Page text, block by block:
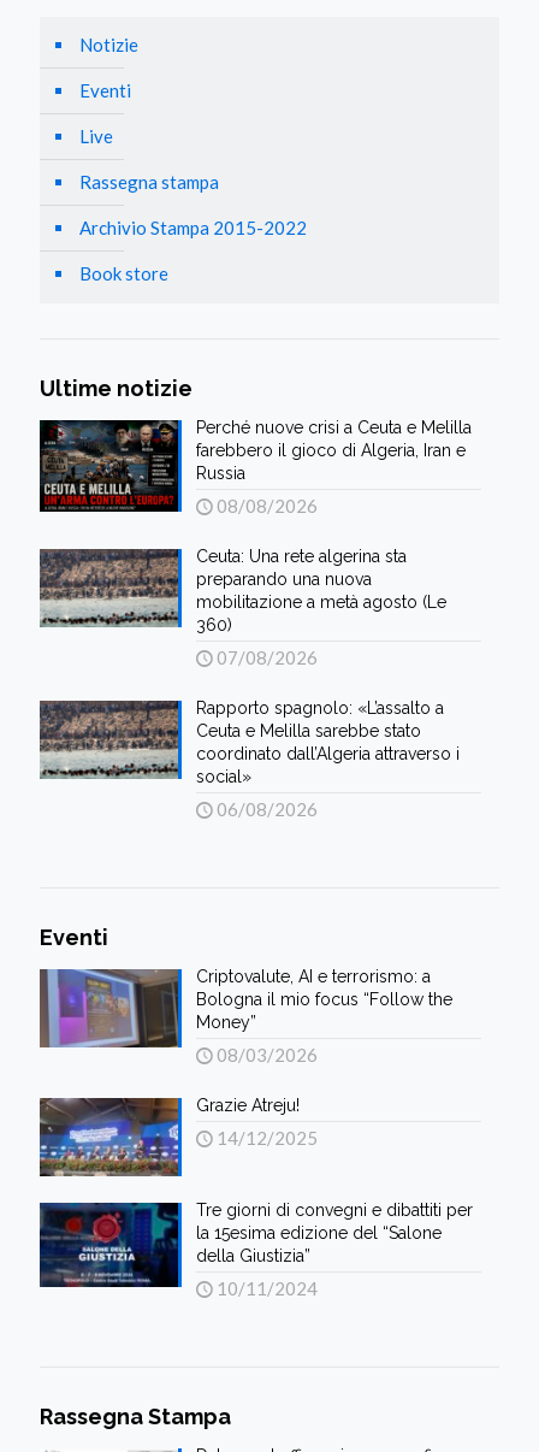
Notizie
Eventi
Live
Rassegna stampa
Archivio Stampa 2015-2022
Book store
Ultime notizie
Perché nuove crisi a Ceuta e Melilla
farebbero il gioco di Algeria, Iran e
Russia
08/08/2026
Ceuta: Una rete algerina sta
preparando una nuova
mobilitazione a metà agosto (Le
360)
07/08/2026
Rapporto spagnolo: «L’assalto a
Ceuta e Melilla sarebbe stato
coordinato dall’Algeria attraverso i
social»
06/08/2026
Eventi
Criptovalute, AI e terrorismo: a
Bologna il mio focus “Follow the
Money”
08/03/2026
Grazie Atreju!
14/12/2025
Tre giorni di convegni e dibattiti per
la 15esima edizione del “Salone
della Giustizia”
10/11/2024
Rassegna Stampa